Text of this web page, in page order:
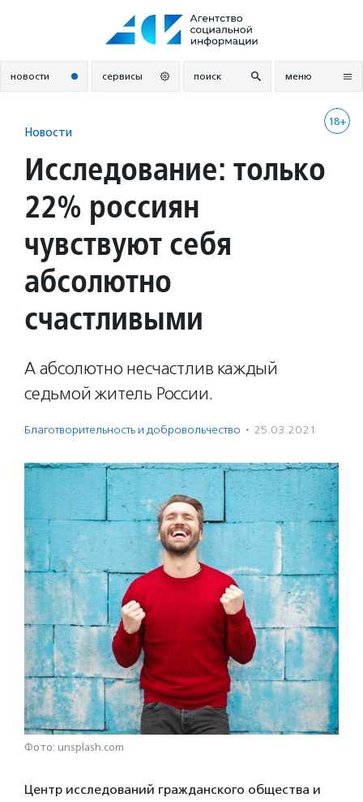
новости сервисы поиск меню
18+
Новости
Исследование: только
22% россиян
чувствуют себя
абсолютно
счастливыми
А абсолютно несчастлив каждый
седьмой житель России.
Благотвори­тель­ность и доброволь­чест­во · 25.03.2021
Фото: unsplash.com
Центр исследований гражданского общества и